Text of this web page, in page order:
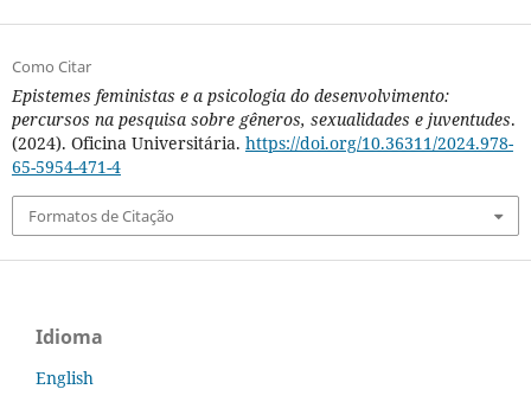
Como Citar
Epistemes feministas e a psicologia do desenvolvimento:
percursos na pesquisa sobre gêneros, sexualidades e juventudes.
(2024). Oficina Universitária. https://doi.org/10.36311/2024.978-
65-5954-471-4
Formatos de Citação
Idioma
English